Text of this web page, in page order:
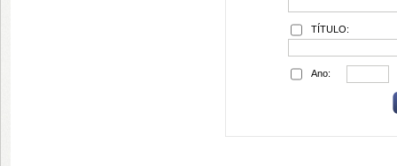
TÍTULO:
Ano: